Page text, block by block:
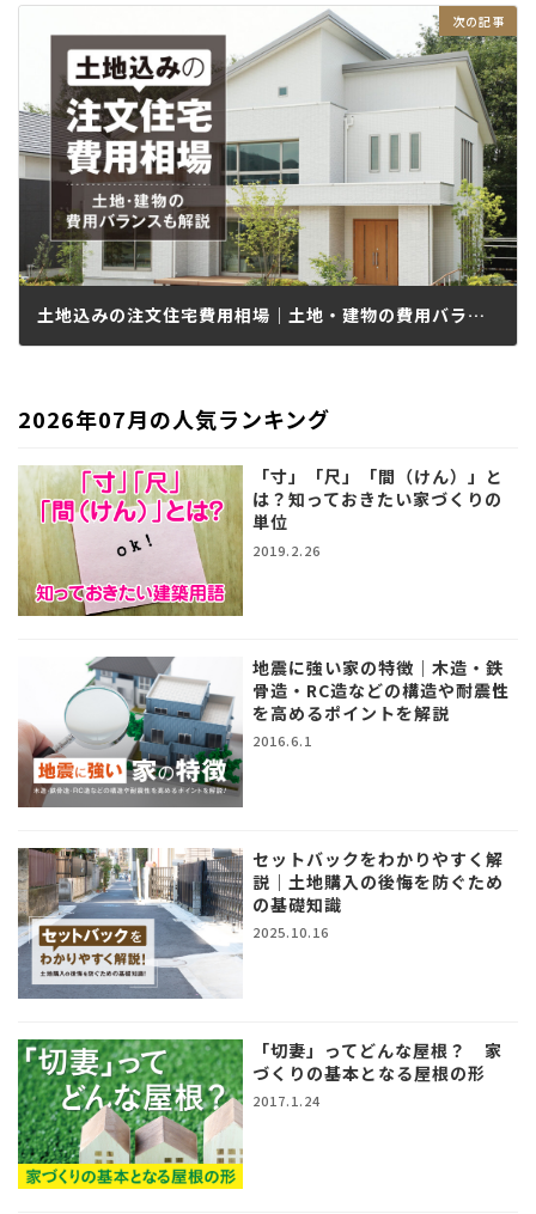
土地込みの注文住宅費用相場｜土地・建物の費用バランスも解説
2026年07月の人気ランキング
「寸」「尺」「間（けん）」と
は？知っておきたい家づくりの
単位
2019.2.26
地震に強い家の特徴｜木造・鉄
骨造・RC造などの構造や耐震性
を高めるポイントを解説
2016.6.1
セットバックをわかりやすく解
説｜土地購入の後悔を防ぐため
の基礎知識
2025.10.16
「切妻」ってどんな屋根？ 家
づくりの基本となる屋根の形
2017.1.24